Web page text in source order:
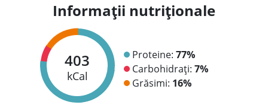
Informații nutriționale
403
kCal
Proteine: 77%
Carbohidrați: 7%
Grăsimi: 16%